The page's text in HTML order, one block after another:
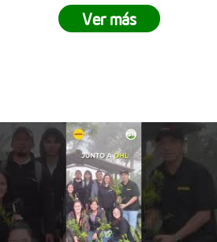
comunidad y esperanza para
nuestro planeta.¿Te gustaría ser
Ver más